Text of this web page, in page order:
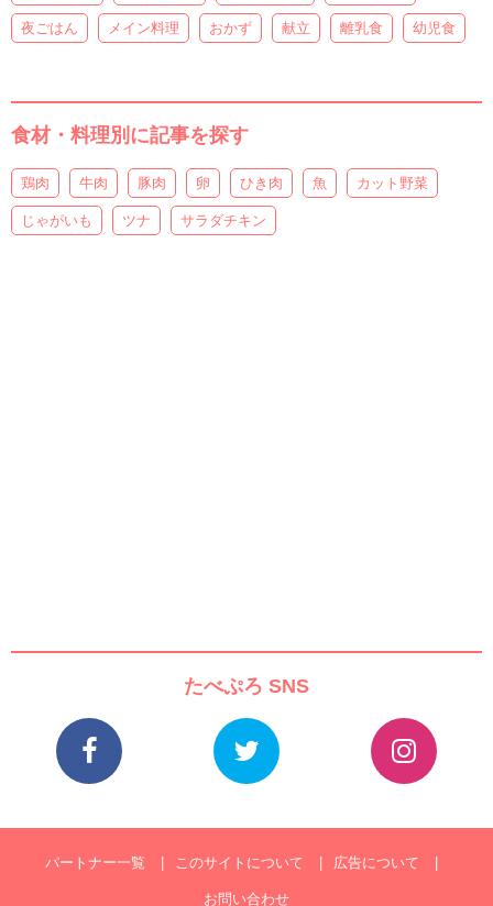
夜ごはん メイン料理 おかず 献立 離乳食 幼児食
食材・料理別に記事を探す
鶏肉 牛肉 豚肉 卵 ひき肉 魚 カット野菜
じゃがいも ツナ サラダチキン
たべぷろ SNS
パートナー一覧 このサイトについて 広告について
お問い合わせ